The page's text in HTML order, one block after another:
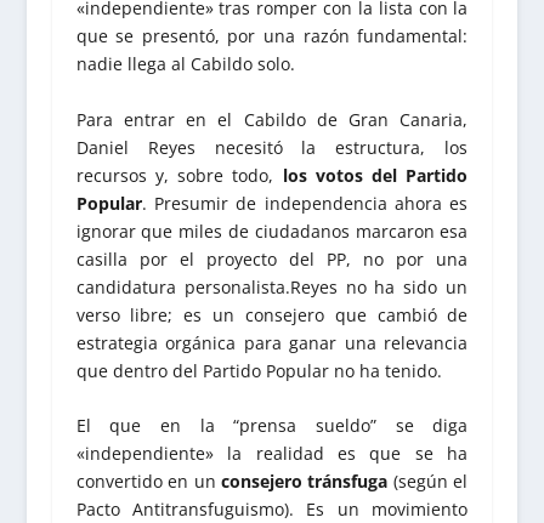
«independiente» tras romper con la lista con la
que se presentó, por una razón fundamental:
nadie llega al Cabildo solo.
Para entrar en el Cabildo de Gran Canaria,
Daniel Reyes necesitó la estructura, los
recursos y, sobre todo, los votos del Partido
Popular. Presumir de independencia ahora es
ignorar que miles de ciudadanos marcaron esa
casilla por el proyecto del PP, no por una
candidatura personalista.Reyes no ha sido un
verso libre; es un consejero que cambió de
estrategia orgánica para ganar una relevancia
que dentro del Partido Popular no ha tenido.
El que en la “prensa sueldo” se diga
«independiente» la realidad es que se ha
convertido en un consejero tránsfuga (según el
Pacto Antitransfuguismo). Es un movimiento